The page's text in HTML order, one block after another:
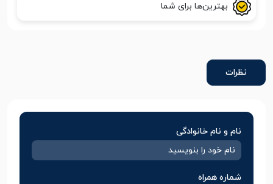
بهترین‌ها برای شما
نظرات
نام و نام خانوادگی
شماره همراه